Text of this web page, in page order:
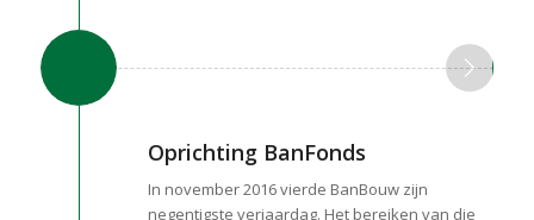
Oprichting BanFonds
In november 2016 vierde BanBouw zijn
negentigste verjaardag. Het bereiken van die